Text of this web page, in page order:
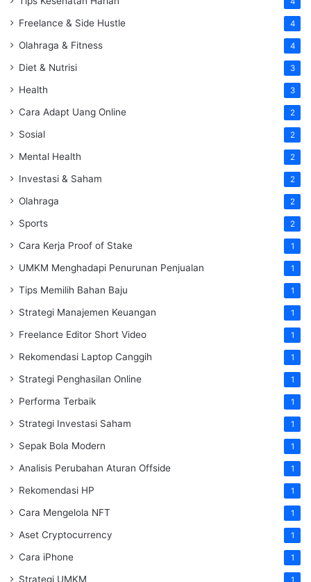
Freelance & Side Hustle 4
Olahraga & Fitness 4
Diet & Nutrisi 3
Health 3
Cara Adapt Uang Online 2
Sosial 2
Mental Health 2
Investasi & Saham 2
Olahraga 2
Sports 2
Cara Kerja Proof of Stake 1
UMKM Menghadapi Penurunan Penjualan 1
Tips Memilih Bahan Baju 1
Strategi Manajemen Keuangan 1
Freelance Editor Short Video 1
Rekomendasi Laptop Canggih 1
Strategi Penghasilan Online 1
Performa Terbaik 1
Strategi Investasi Saham 1
Sepak Bola Modern 1
Analisis Perubahan Aturan Offside 1
Rekomendasi HP 1
Cara Mengelola NFT 1
Aset Cryptocurrency 1
Cara iPhone 1
Strategi UMKM